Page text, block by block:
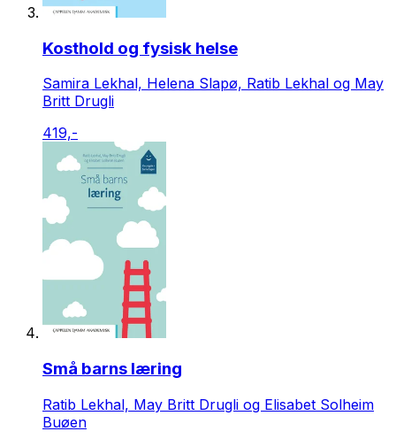
Kosthold og fysisk helse
Samira Lekhal, Helena Slapø, Ratib Lekhal og May
Britt Drugli
419,-
Små barns læring
Ratib Lekhal, May Britt Drugli og Elisabet Solheim
Buøen